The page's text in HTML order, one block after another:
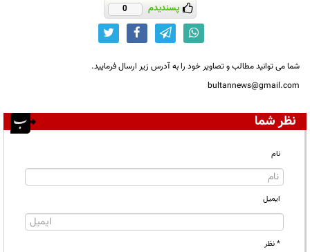
پسندیدم 0
شما می توانید مطالب و تصاویر خود را به آدرس زیر ارسال فرمایید.
bultannews@gmail.com
نظر شما
نام
ایمیل
* نظر